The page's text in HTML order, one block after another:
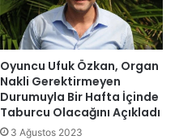
Oyuncu Ufuk Özkan, Organ
Nakli Gerektirmeyen
Durumuyla Bir Hafta İçinde
Taburcu Olacağını Açıkladı
3 Ağustos 2023